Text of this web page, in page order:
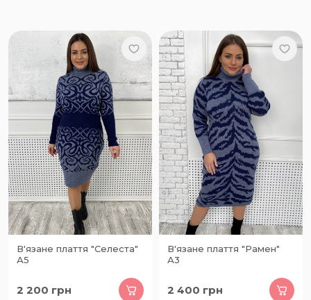
В'язане плаття "Селеста"
А5
2 200 грн
В'язане плаття "Рамен"
А3
2 400 грн